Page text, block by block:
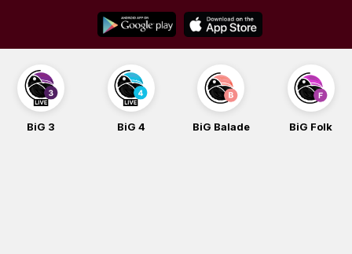
content
BiG 3 BiG 4 BiG Balade BiG Folk